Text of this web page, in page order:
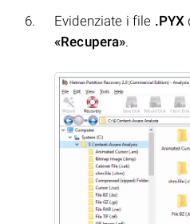
Evidenziate i file .PYX
«Recupera».